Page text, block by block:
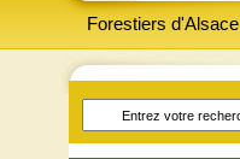
Forestiers d'Alsace